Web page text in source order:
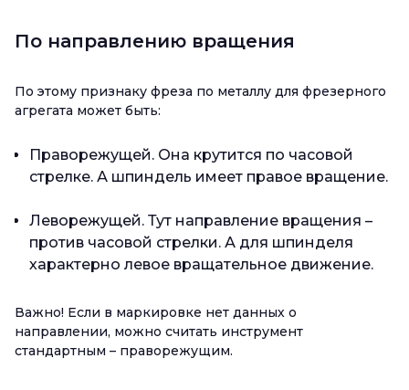
По направлению вращения
По этому признаку фреза по металлу для фрезерного
агрегата может быть:
Праворежущей. Она крутится по часовой
стрелке. А шпиндель имеет правое вращение.
Леворежущей. Тут направление вращения –
против часовой стрелки. А для шпинделя
характерно левое вращательное движение.
Важно! Если в маркировке нет данных о
направлении, можно считать инструмент
стандартным – праворежущим.